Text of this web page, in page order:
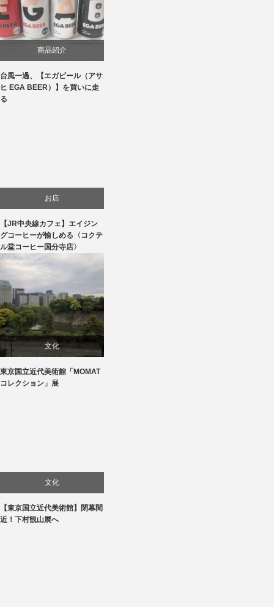
商品紹介
台風一過、【エガビール（アサ
ヒ EGA BEER）】を買いに走
る
お店
贈り物・プレゼント
食べ物
【JR中央線カフェ】エイジン
グコーヒーが愉しめる〈コクテ
ル堂コーヒー国分寺店〉
文化
美術展・美術館・博物館巡り
東京国立近代美術館「MOMAT
コレクション」展
文化
美術展・美術館・博物館巡り
【東京国立近代美術館】閉幕間
近！下村観山展へ